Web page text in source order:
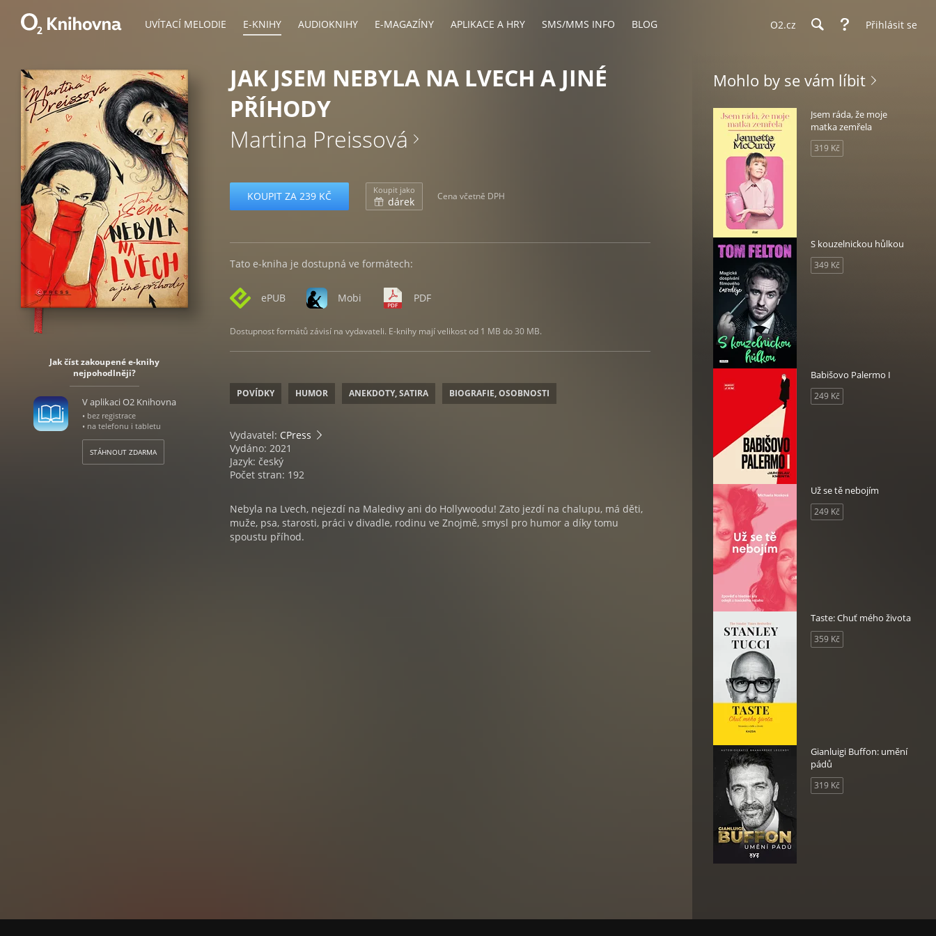
UVÍTACÍ MELODIE E-KNIHY AUDIOKNIHY E-MAGAZÍNY APLIKACE A HRY SMS/MMS INFO BLOG O2.cz Přihlásit se
Jak číst zakoupené e-knihy
nejpohodlněji?
V aplikaci O2 Knihovna
• bez registrace
• na telefonu i tabletu
STÁHNOUT ZDARMA
JAK JSEM NEBYLA NA LVECH A JINÉ
PŘÍHODY
Martina Preissová
KOUPIT ZA 239 KČ Koupit jako
dárek Cena včetně DPH
Tato e-kniha je dostupná ve formátech:
ePUB Mobi PDF
Dostupnost formátů závisí na vydavateli. E-knihy mají velikost od 1 MB do 30 MB.
POVÍDKY HUMOR ANEKDOTY, SATIRA BIOGRAFIE, OSOBNOSTI
Vydavatel: CPress
Vydáno: 2021
Jazyk: český
Počet stran: 192
Nebyla na Lvech, nejezdí na Maledivy ani do Hollywoodu! Zato jezdí na chalupu, má děti,
muže, psa, starosti, práci v divadle, rodinu ve Znojmě, smysl pro humor a díky tomu
spoustu příhod.
Mohlo by se vám líbit
Jsem ráda, že moje
matka zemřela
319 Kč
S kouzelnickou hůlkou
349 Kč
Babišovo Palermo I
249 Kč
Už se tě nebojím
249 Kč
Taste: Chuť mého života
359 Kč
Gianluigi Buffon: umění
pádů
319 Kč